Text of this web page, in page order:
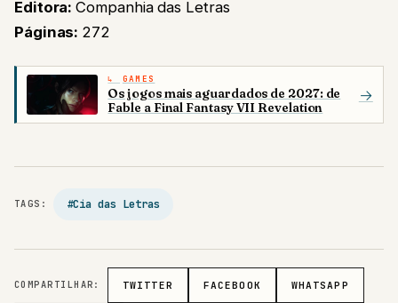
Páginas:272
Os jogos mais aguardados de 2027: de
Fable a Final Fantasy VII Revelation
TWITTER FACEBOOK WHATSAPP